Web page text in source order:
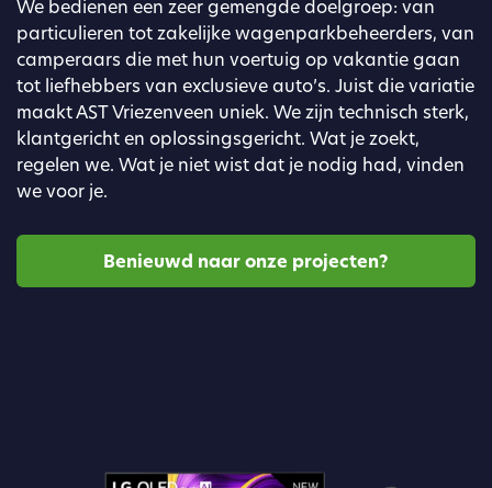
We bedienen een zeer gemengde doelgroep: van
particulieren tot zakelijke wagenparkbeheerders, van
camperaars die met hun voertuig op vakantie gaan
tot liefhebbers van exclusieve auto’s. Juist die variatie
maakt AST Vriezenveen uniek. We zijn technisch sterk,
klantgericht en oplossingsgericht. Wat je zoekt,
regelen we. Wat je niet wist dat je nodig had, vinden
we voor je.
Benieuwd naar onze projecten?